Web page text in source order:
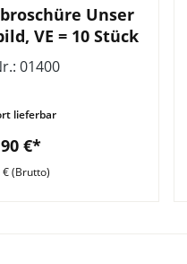
Unser
VE = 10 Stück
01400
lieferbar
€*
€ (Brutto)